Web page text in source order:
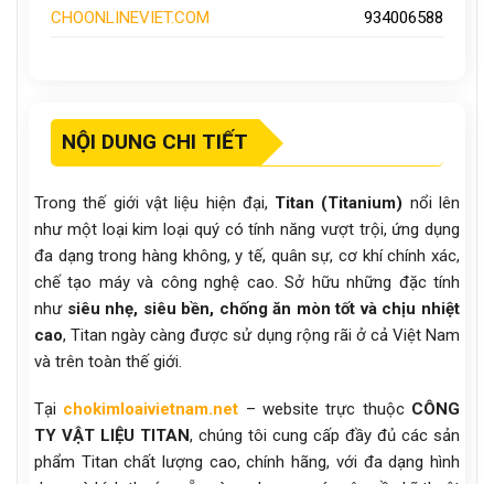
CHOONLINEVIET.COM
934006588
NỘI DUNG CHI TIẾT
Trong thế giới vật liệu hiện đại, Titan (Titanium) nổi lên
như một loại kim loại quý có tính năng vượt trội, ứng dụng
đa dạng trong hàng không, y tế, quân sự, cơ khí chính xác,
chế tạo máy và công nghệ cao. Sở hữu những đặc tính
như siêu nhẹ, siêu bền, chống ăn mòn tốt và chịu nhiệt
cao, Titan ngày càng được sử dụng rộng rãi ở cả Việt Nam
và trên toàn thế giới.
Tại chokimloaivietnam.net – website trực thuộc CÔNG
TY VẬT LIỆU TITAN, chúng tôi cung cấp đầy đủ các sản
phẩm Titan chất lượng cao, chính hãng, với đa dạng hình